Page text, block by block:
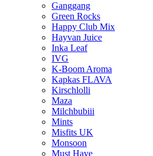
Ganggang
Green Rocks
Happy Club Mix
Hayvan Juice
Inka Leaf
IVG
K-Boom Aroma
Kapkas FLAVA
Kirschlolli
Maza
Milchbubiii
Mints
Misfits UK
Monsoon
Must Have